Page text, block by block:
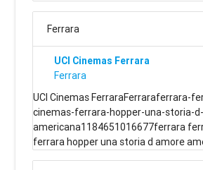
Ferrara
UCI Cinemas Ferrara
Ferrara
UCI Cinemas FerraraFerraraferrara-
cinemas-ferrara-hopper-una-storia-
americana1184651016677ferrara
ferrara hopper una storia d amore